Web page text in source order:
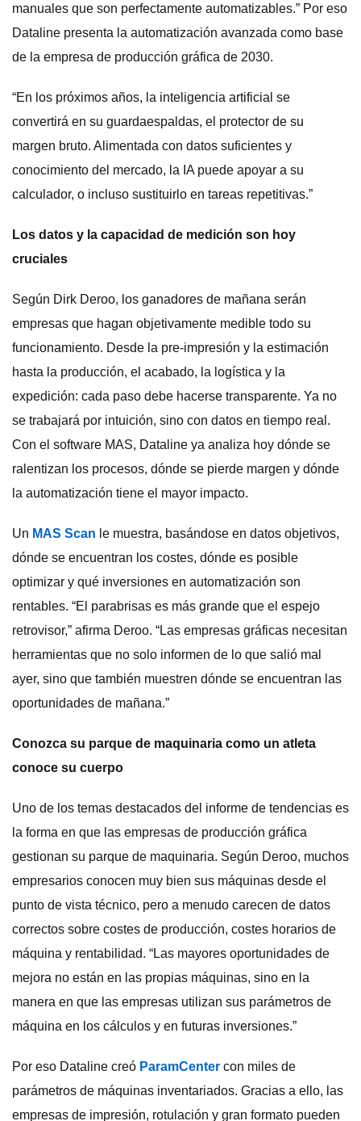
manuales que son perfectamente automatizables.” Por eso
Dataline presenta la automatización avanzada como base
de la empresa de producción gráfica de 2030.
“En los próximos años, la inteligencia artificial se
convertirá en su guardaespaldas, el protector de su
margen bruto. Alimentada con datos suficientes y
conocimiento del mercado, la IA puede apoyar a su
calculador, o incluso sustituirlo en tareas repetitivas.”
Los datos y la capacidad de medición son hoy
cruciales
Según Dirk Deroo, los ganadores de mañana serán
empresas que hagan objetivamente medible todo su
funcionamiento. Desde la pre-impresión y la estimación
hasta la producción, el acabado, la logística y la
expedición: cada paso debe hacerse transparente. Ya no
se trabajará por intuición, sino con datos en tiempo real.
Con el software MAS, Dataline ya analiza hoy dónde se
ralentizan los procesos, dónde se pierde margen y dónde
la automatización tiene el mayor impacto.
Un MAS Scan le muestra, basándose en datos objetivos,
dónde se encuentran los costes, dónde es posible
optimizar y qué inversiones en automatización son
rentables. “El parabrisas es más grande que el espejo
retrovisor,” afirma Deroo. “Las empresas gráficas necesitan
herramientas que no solo informen de lo que salió mal
ayer, sino que también muestren dónde se encuentran las
oportunidades de mañana.”
Conozca su parque de maquinaria como un atleta
conoce su cuerpo
Uno de los temas destacados del informe de tendencias es
la forma en que las empresas de producción gráfica
gestionan su parque de maquinaria. Según Deroo, muchos
empresarios conocen muy bien sus máquinas desde el
punto de vista técnico, pero a menudo carecen de datos
correctos sobre costes de producción, costes horarios de
máquina y rentabilidad. “Las mayores oportunidades de
mejora no están en las propias máquinas, sino en la
manera en que las empresas utilizan sus parámetros de
máquina en los cálculos y en futuras inversiones.”
Por eso Dataline creó ParamCenter con miles de
parámetros de máquinas inventariados. Gracias a ello, las
empresas de impresión, rotulación y gran formato pueden